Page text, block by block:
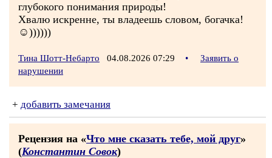
глубокого понимания природы!
Хвалю искренне, ты владеешь словом, богачка!
☺))))))
Тина Шотт-Небарто 04.08.2026 07:29 •
Заявить о
нарушении
+ добавить замечания
Рецензия на «Что мне сказать тебе, мой друг»
(Константин Совок)